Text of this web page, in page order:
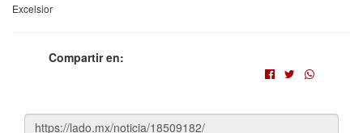
Excelsior
Compartir en: